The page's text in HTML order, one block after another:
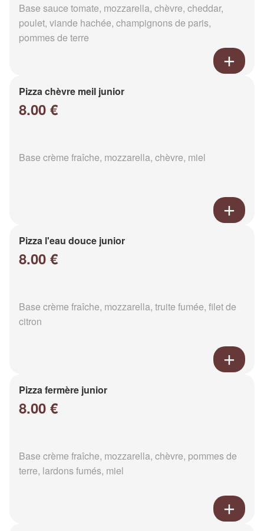
Base sauce tomate, mozzarella, chèvre, cheddar,
poulet, viande hachée, champignons de paris,
pommes de terre
Pizza chèvre meil junior
8.00 €
Base crème fraîche, mozzarella, chèvre, miel
Pizza l'eau douce junior
8.00 €
Base crème fraîche, mozzarella, truite fumée, filet de
citron
Pizza fermère junior
8.00 €
Base crème fraîche, mozzarella, chèvre, pommes de
terre, lardons fumés, miel